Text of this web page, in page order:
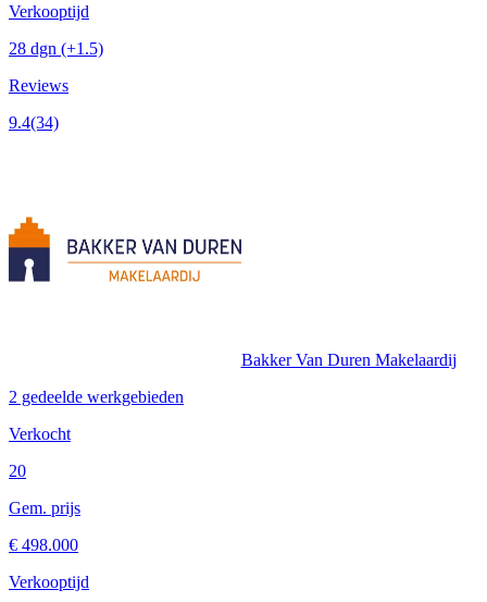
Verkooptijd
28 dgn (+1.5)
Reviews
9.4(34)
Bakker Van Duren Makelaardij
2 gedeelde werkgebieden
Verkocht
20
Gem. prijs
€ 498.000
Verkooptijd